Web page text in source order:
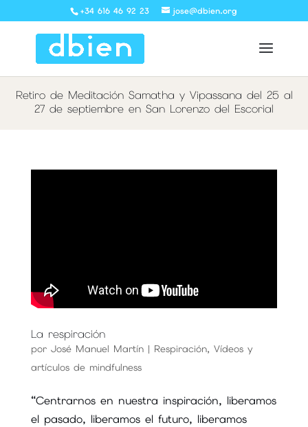
+34 616 46 92 23 jose@dbien.org
Retiro de Meditación Samatha y Vipassana del 25 al
27 de septiembre en San Lorenzo del Escorial
La respiración
por José Manuel Martín| Respiración, Vídeos y
artículos de mindfulness
“Centrarnos en nuestra inspiración, liberamos
el pasado, liberamos el futuro, liberamos